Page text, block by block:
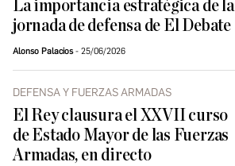
La importancia estratégica de la
jornada de defensa de El Debate
Alonso Palacios 25/06/2026
DEFENSA Y FUERZAS ARMADAS
El Rey clausura el XXVII curso
de Estado Mayor de las Fuerzas
Armadas, en directo